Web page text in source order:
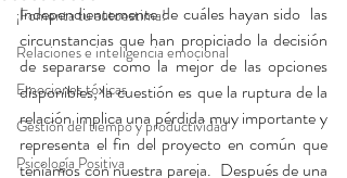
¡Fomenta tu autoestima!
Relaciones e inteligencia emocional
Emociones tóxicas
Gestión del tiempo y productividad
Psicología Positiva
Independientemente de cuáles hayan sido  las
circunstancias que han propiciado la decisión
de separarse como la mejor de las opciones
disponibles, la cuestión es que la ruptura de la
relación implica una pérdida muy importante y
representa el fin del proyecto en común que
teníamos con nuestra pareja.  Después de una